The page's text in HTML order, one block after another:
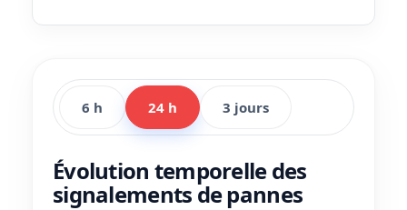
6 h 24 h 3 jours
Évolution temporelle des
signalements de pannes